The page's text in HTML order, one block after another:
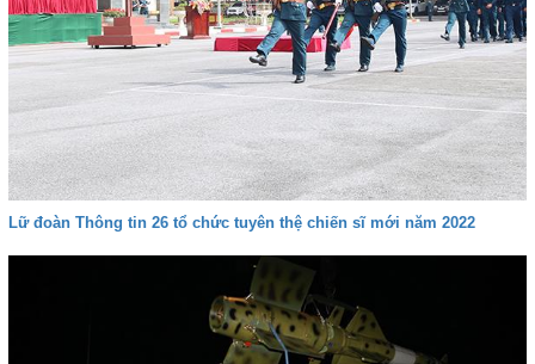
Lữ đoàn Thông tin 26 tổ chức tuyên thệ chiến sĩ mới năm 2022